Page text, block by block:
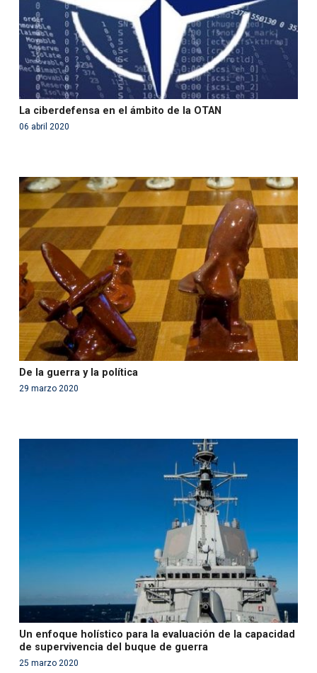
La ciberdefensa en el ámbito de la OTAN
06 abril 2020
Warning: Use of undefined constant php - assumed
'php' (this will throw an Error in a future version of PHP)
in/var/www/acami.es/wp-
content/themes/fundcami/page-publicaciones.php
on line
99
De la guerra y la política
29 marzo 2020
: Use of undefined constant php - assumed
'php' (this will throw an Error in a future version of PHP)
content/themes/fundcami/page-publicaciones.php
Un enfoque holístico para la evaluación de la capacidad
de supervivencia del buque de guerra
25 marzo 2020